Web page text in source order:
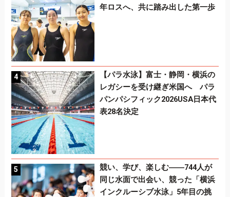
年ロスへ、共に踏み出した第一歩
【パラ水泳】富士・静岡・横浜の
レガシーを受け継ぎ米国へ パラ
パンパシフィック2026USA日本代
表28名決定
競い、学び、楽しむ――744人が
同じ水面で出会い、競った「横浜
インクルーシブ水泳」5年目の挑